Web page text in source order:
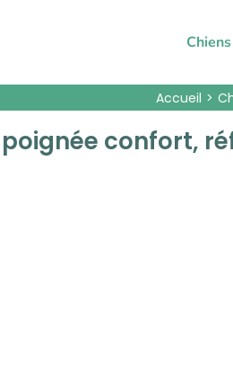
Chiens
Accueil
poignée confort,